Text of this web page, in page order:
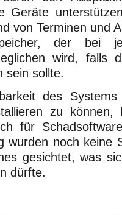
Geräte
von Terminen und
der bei
wird, falls
sein sollte.
des
zu können,
für
wurden noch keine
gesichtet, was
dürfte.